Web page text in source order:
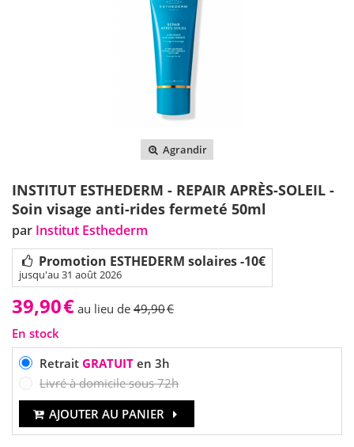
Agrandir
INSTITUT ESTHEDERM - REPAIR APRÈS-SOLEIL -
Soin visage anti-rides fermeté 50ml
par Institut Esthederm
Promotion ESTHEDERM solaires -10€
jusqu'au 31 août 2026
39,90€ au lieu de 49,90€
En stock
Retrait GRATUITen 3h
Livré à domicile sous 72h
AJOUTER AU PANIER